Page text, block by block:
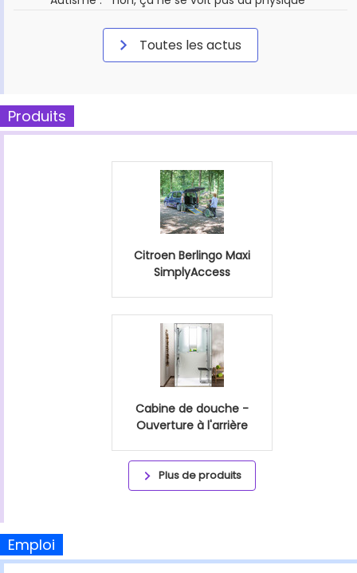
Toutes les actus
Produits
Citroen Berlingo Maxi
SimplyAccess
Cabine de douche -
Ouverture à l'arrière
Plus de produits
Emploi